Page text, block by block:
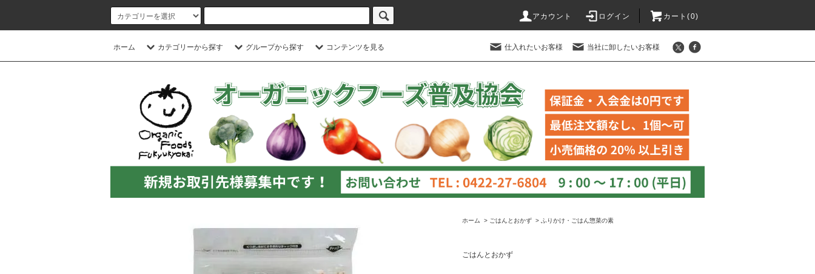
アカウント ログイン カート(0)
ホーム カテゴリーから探す グループから探す コンテンツを見る 仕入れたいお客様 当社に卸したいお客様
ホーム > ごはんとおかず > ふりかけ・ごはん惣菜の素
ごはんとおかず